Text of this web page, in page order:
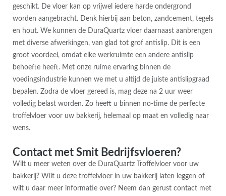
geschikt. De vloer kan op vrijwel iedere harde ondergrond
worden aangebracht. Denk hierbij aan beton, zandcement, tegels
en hout. We kunnen de DuraQuartz vloer daarnaast aanbrengen
met diverse afwerkingen, van glad tot grof antislip. Dit is een
groot voordeel, omdat elke werkruimte een andere antislip
behoefte heeft. Met onze ruime ervaring binnen de
voedingsindustrie kunnen we met u altijd de juiste antislipgraad
bepalen. Zodra de vloer gereed is, mag deze na 2 uur weer
volledig belast worden. Zo heeft u binnen no-time de perfecte
troffelvloer voor uw bakkerij, helemaal op maat en volledig naar
wens.
Contact met Smit Bedrijfsvloeren?
Wilt u meer weten over de DuraQuartz Troffelvloer voor uw
bakkerij? Wilt u deze troffelvloer in uw bakkerij laten leggen of
wilt u daar meer informatie over? Neem dan gerust contact met